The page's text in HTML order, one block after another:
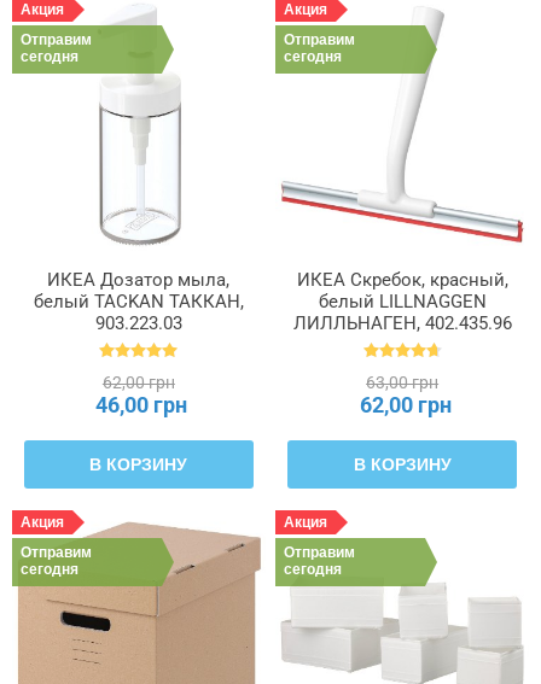
Акция
Отправим
сегодня
ИКЕА Дозатор мыла,
белый TACKAN ТАККАН,
903.223.03
62,00 грн
46,00 грн
В КОРЗИНУ
Акция
Отправим
сегодня
ИКЕА Скребок, красный,
белый LILLNAGGEN
ЛИЛЛЬНАГЕН, 402.435.96
63,00 грн
62,00 грн
В КОРЗИНУ
Акция
Отправим
сегодня
Акция
Отправим
сегодня